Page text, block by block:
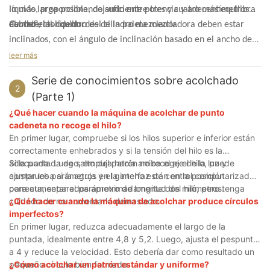
líquido, proporcionando suficiente potencia y además equilibra
el material líquido.
lo más larga posible, dejando entre tres y cuatro centímetros
del deflector dentro del cilindro mezclador.
Cuatro, los dos bordes de la paleta mezcladora deben estar
inclinados, con el ángulo de inclinación basado en el ancho de
un extremo y dos centímetros de diferencia en ambos lados.
adecuado también es crucial, especialmente la velocidad de
mezcla. Hoy en día, la mayoría de las máquinas de espuma por
lotes están equipadas con dispositivos de conversión de
frecuencia de sincronización de alta velocidad. Sin embargo, en
la producción real, este dispositivo suele ser innecesario. La
velocidad de funcionamiento depende principalmente de la
cantidad de material en el cilindro mezclador. Si hay mucho
material, la velocidad debe ser apropiadamente más rápida, y
si hay menos material, entonces la velocidad debe ser menor.
leer más
2
Serie de conocimientos sobre acolchado
(Parte 1)
¿Qué hacer cuando la máquina de acolchar de punto
cadeneta no recoge el hilo?
En primer lugar, compruebe si los hilos superior e inferior están
correctamente enhebrados y si la tensión del hilo es la
adecuada. Luego, empuja hacia arriba el eje de la luz y
comprueba si la aguja y el gancho están en la posición
correcta, separados aproximadamente dos milímetros.
Si la puntada de salto del patrón no recoge el hilo, puede
ajustar los parámetros en la interfaz de control computarizada
para aumentar el parámetro de longitud del hilo, pero tenga
cuidado de no aumentarlo demasiado.
¿Qué hacer cuando la máquina de acolchar produce círculos
imperfectos?
En primer lugar, reduzca adecuadamente el largo de la
puntada, idealmente entre 4,8 y 5,2. Luego, ajusta el pespunte
a 4 y reduce la velocidad. Esto debería dar como resultado un
pequeño círculo bien formado.
¿Cómo acolchar un patrón estándar y uniforme?